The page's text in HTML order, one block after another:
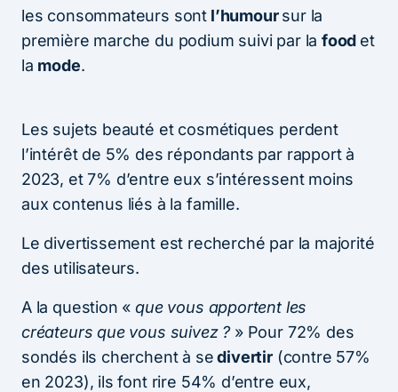
les consommateurs sont l’humoursur la
première marche du podium suivi par la food et
la mode.
Les sujets beauté et cosmétiques perdent
l’intérêt de 5% des répondants par rapport à
2023, et 7% d’entre eux s’intéressent moins
aux contenus liés à la famille.
Le divertissement est recherché par la majorité
des utilisateurs.
A la question «que vous apportent les
créateurs que vous suivez ? » Pour 72% des
sondés ils cherchent à sedivertir(contre 57%
en 2023), ils font rire 54% d’entre eux,